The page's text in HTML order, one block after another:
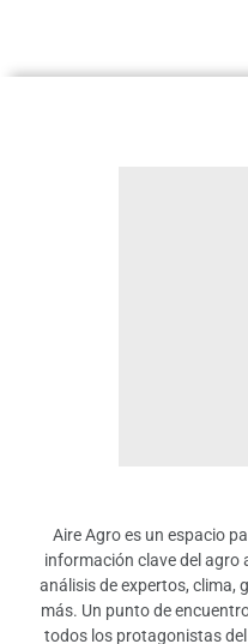
Aire Agro es un espacio
información clave del agro
análisis de expertos, clima,
más. Un punto de
todos los protagonistas